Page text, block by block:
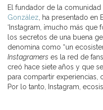
El fundador de la comunidad
González , ha presentado en
‘Instagram, ¡mucho más
los secretos de una buena
denomina como “un
Instagramers es la red de
creó hace siete años y que
para compartir experiencias,
Por lo tanto, Instagram,